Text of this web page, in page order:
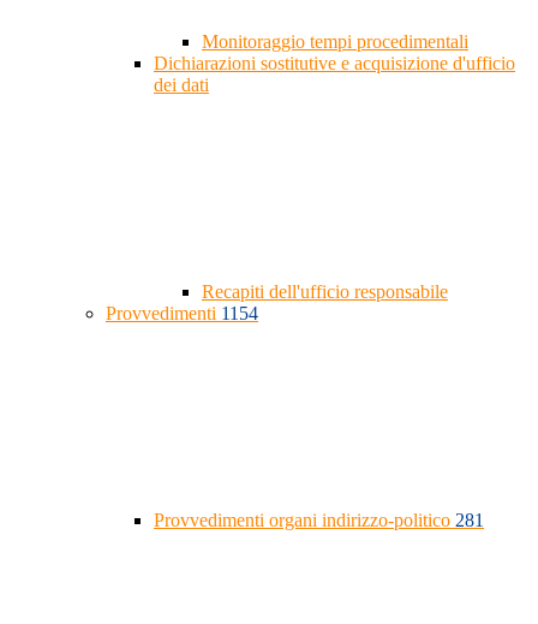
Monitoraggio tempi procedimentali
Dichiarazioni sostitutive e acquisizione d'ufficio
dei dati
Recapiti dell'ufficio responsabile
Provvedimenti 1154
Provvedimenti organi indirizzo-politico 281